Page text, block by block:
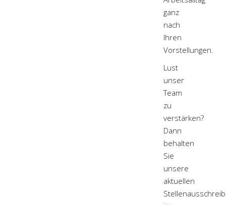
ganz
nach
Ihren
Vorstellungen.
Lust
unser
Team
zu
verstärken?
Dann
behalten
Sie
unsere
aktuellen